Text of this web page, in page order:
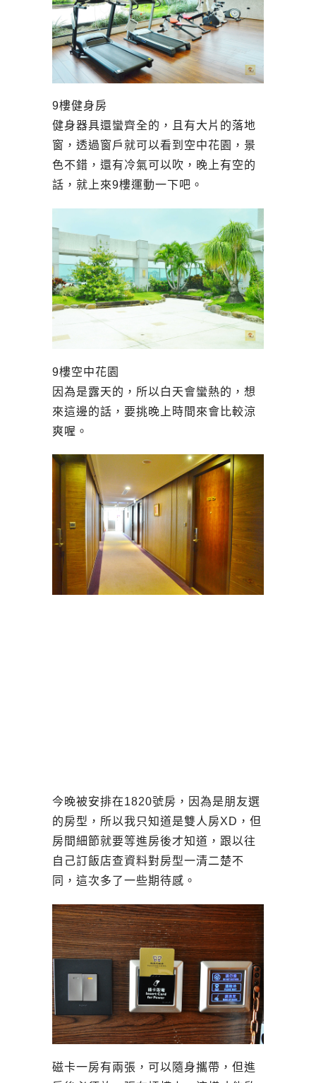
9樓健身房
健身器具還蠻齊全的，且有大片的落地
窗，透過窗戶就可以看到空中花園，景
色不錯，還有冷氣可以吹，晚上有空的
話，就上來9樓運動一下吧。
9樓空中花園
因為是露天的，所以白天會蠻熱的，想
來這邊的話，要挑晚上時間來會比較涼
爽喔。
今晚被安排在1820號房，因為是朋友選
的房型，所以我只知道是雙人房XD，但
房間細節就要等進房後才知道，跟以往
自己訂飯店查資料對房型一清二楚不
同，這次多了一些期待感。
磁卡一房有兩張，可以隨身攜帶，但進